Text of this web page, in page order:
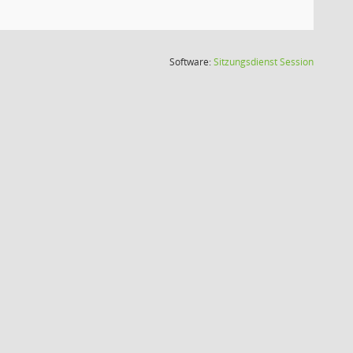
Software:SitzungsdienstSession(Wird in